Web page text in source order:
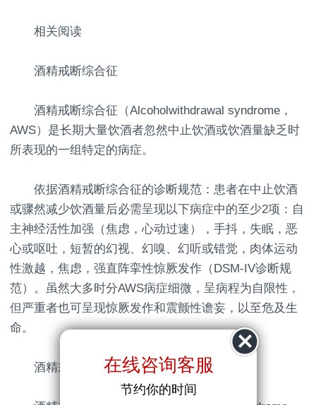
相关阅读
酒精戒断综合征
酒精戒断综合征（Alcoholwithdrawal syndrome，
AWS）是长期大量饮酒者忽然中止饮酒或饮酒量缺乏时
所表现的一组特定的病症。
依据酒精戒断综合征的诊断规范：患者在中止饮酒
或骤然减少饮酒量后必需呈现以下病症中的至少2项：自
主神经活性加强（焦虑，心动过速），手抖，失眠，恶
心或呕吐，短暂的幻视、幻嗅、幻听或错觉，肉体运动
性激越，焦虑，强直阵挛性惊厥发作（DSM-IV诊断规
范）。虽然大多时分AWS病症细微，呈病程为自限性，
但严重者也可呈现惊厥发作和震颤性谵妄，以至危及生
命。
酒精戒断综合征的鉴别诊断
在线咨询客服
节约你的时间